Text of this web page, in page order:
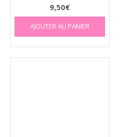
9,50€
AJOUTER AU PANIER